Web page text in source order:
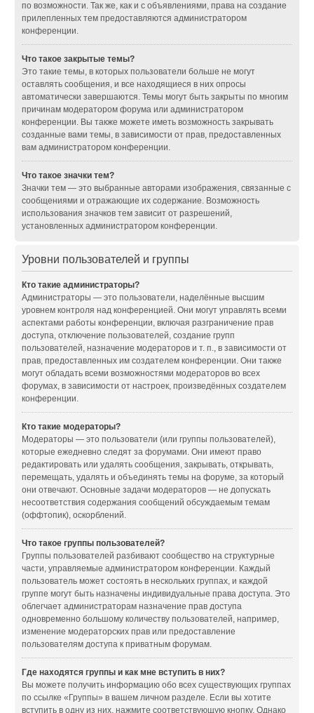
по возможности. Так же, как и с объявлениями, права на создание
прилепленных тем предоставляются администратором
конференции.
Что такое закрытые темы?
Это такие темы, в которых пользователи больше не могут
оставлять сообщения, и все находящиеся в них опросы
автоматически завершаются. Темы могут быть закрыты по многим
причинам модератором форума или администратором
конференции. Вы также можете иметь возможность закрывать
созданные вами темы, в зависимости от прав, предоставленных
вам администратором конференции.
Что такое значки тем?
Значки тем — это выбранные авторами изображения, связанные с
сообщениями и отражающие их содержание. Возможность
использования значков тем зависит от разрешений,
установленных администратором конференции.
Уровни пользователей и группы
Кто такие администраторы?
Администраторы — это пользователи, наделённые высшим
уровнем контроля над конференцией. Они могут управлять всеми
аспектами работы конференции, включая разграничение прав
доступа, отключение пользователей, создание групп
пользователей, назначение модераторов и т. п., в зависимости от
прав, предоставленных им создателем конференции. Они также
могут обладать всеми возможностями модераторов во всех
форумах, в зависимости от настроек, произведённых создателем
конференции.
Кто такие модераторы?
Модераторы — это пользователи (или группы пользователей),
которые ежедневно следят за форумами. Они имеют право
редактировать или удалять сообщения, закрывать, открывать,
перемещать, удалять и объединять темы на форуме, за который
они отвечают. Основные задачи модераторов — не допускать
несоответствия содержания сообщений обсуждаемым темам
(оффтопик), оскорблений.
Что такое группы пользователей?
Группы пользователей разбивают сообщество на структурные
части, управляемые администратором конференции. Каждый
пользователь может состоять в нескольких группах, и каждой
группе могут быть назначены индивидуальные права доступа. Это
облегчает администраторам назначение прав доступа
одновременно большому количеству пользователей, например,
изменение модераторских прав или предоставление
пользователям доступа к приватным форумам.
Где находятся группы и как мне вступить в них?
Вы можете получить информацию обо всех существующих группах
по ссылке «Группы» в вашем личном разделе. Если вы хотите
вступить в одну из них, нажмите соответствующую кнопку. Однако